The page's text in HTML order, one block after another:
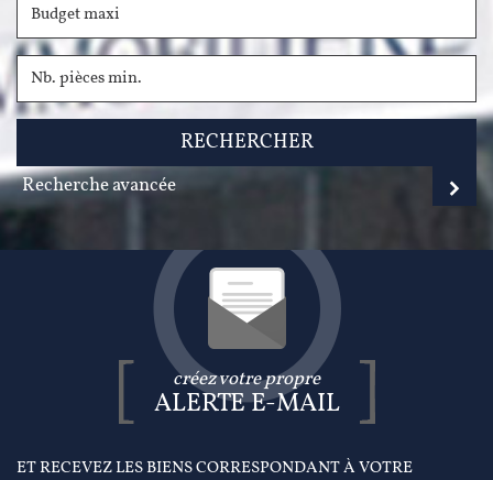
RECHERCHER
Recherche avancée
créez votre propre
ALERTE E-MAIL
ET RECEVEZ LES BIENS CORRESPONDANT À VOTRE